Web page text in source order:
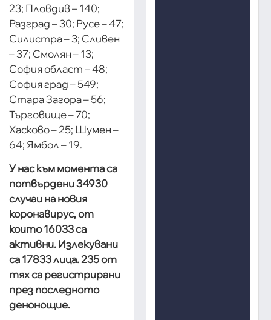
23; Пловдив – 140;
Разград – 30; Русе – 47;
Силистра – 3; Сливен
– 37; Смолян – 13;
София област – 48;
София град – 549;
Стара Загора – 56;
Търговище – 70;
Хасково – 25; Шумен –
64; Ямбол – 19.
У нас към момента са
потвърдени 34930
случаи на новия
коронавирус, от
които 16033 са
активни. Излекувани
са 17833 лица. 235 от
тях са регистрирани
през последното
денонощие.